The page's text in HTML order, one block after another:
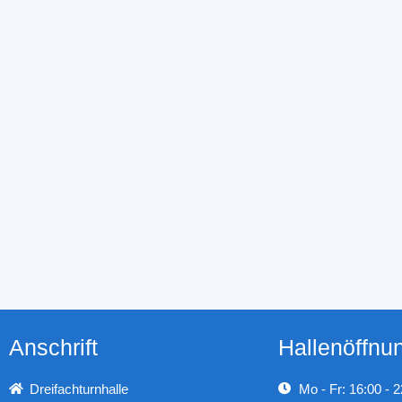
Anschrift
Dreifachturnhalle Mo - Fr: 16:00 -